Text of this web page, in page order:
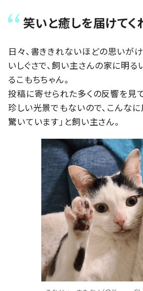
笑いと癒しを届けてく
日々、書ききれないほどの思いが
いしぐさで、飼い主さんの家に明
るこもちちゃん。
投稿に寄せられた多くの反響を見
珍しい光景でもないので、こんな
驚いています」と飼い主さん。